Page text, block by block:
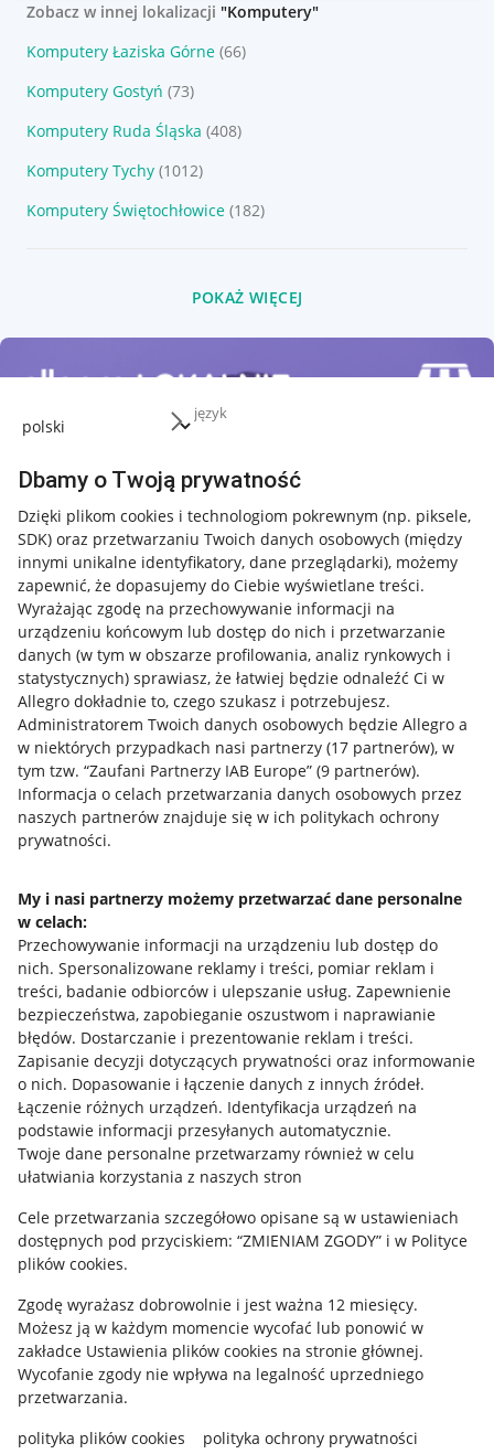
język
Dbamy o Twoją prywatność
Dzięki plikom cookies i technologiom pokrewnym (np. piksele,
SDK) oraz przetwarzaniu Twoich danych osobowych (między
innymi unikalne identyfikatory, dane przeglądarki), możemy
zapewnić, że dopasujemy do Ciebie wyświetlane treści.
Wyrażając zgodę na przechowywanie informacji na
urządzeniu końcowym lub dostęp do nich i przetwarzanie
danych (w tym w obszarze profilowania, analiz rynkowych i
statystycznych) sprawiasz, że łatwiej będzie odnaleźć Ci w
Allegro dokładnie to, czego szukasz i potrzebujesz.
Administratorem Twoich danych osobowych będzie Allegro a
w niektórych przypadkach nasi partnerzy (17 partnerów), w
tym tzw. “Zaufani Partnerzy IAB Europe” (9 partnerów).
Informacja o celach przetwarzania danych osobowych przez
naszych partnerów znajduje się w ich politykach ochrony
prywatności.
My i nasi partnerzy możemy przetwarzać dane personalne
w celach:
Przechowywanie informacji na urządzeniu lub dostęp do
nich. Spersonalizowane reklamy i treści, pomiar reklam i
treści, badanie odbiorców i ulepszanie usług. Zapewnienie
bezpieczeństwa, zapobieganie oszustwom i naprawianie
błędów. Dostarczanie i prezentowanie reklam i treści.
Zapisanie decyzji dotyczących prywatności oraz informowanie
o nich. Dopasowanie i łączenie danych z innych źródeł.
Łączenie różnych urządzeń. Identyfikacja urządzeń na
podstawie informacji przesyłanych automatycznie.
Twoje dane personalne przetwarzamy również w celu
ułatwiania korzystania z naszych stron
Cele przetwarzania szczegółowo opisane są w ustawieniach
dostępnych pod przyciskiem: “ZMIENIAM ZGODY” i w Polityce
plików cookies.
Zgodę wyrażasz dobrowolnie i jest ważna 12 miesięcy.
Możesz ją w każdym momencie wycofać lub ponowić w
zakładce Ustawienia plików cookies na stronie głównej.
Wycofanie zgody nie wpływa na legalność uprzedniego
przetwarzania.
polityka plików cookies
polityka ochrony prywatności
Zobacz w innej lokalizacji "Komputery"
Komputery Łaziska Górne (66)
Komputery Gostyń (73)
Komputery Ruda Śląska (408)
Komputery Tychy (1012)
Komputery Świętochłowice (182)
POKAŻ WIĘCEJ
Przydatne informacje
Jak to działa
Allegro Gadane dla sprzedających
Allegro Gadane dla kupujących
Mapa miejscowości
Informacje prawne
Regulamin
Polityka plików "cookies"
Ustawienia plików "cookies"
Udostępnianie lokalizacji
Informacje dla Aktu o Usługach Cyfrowych
Pobierz aplikację